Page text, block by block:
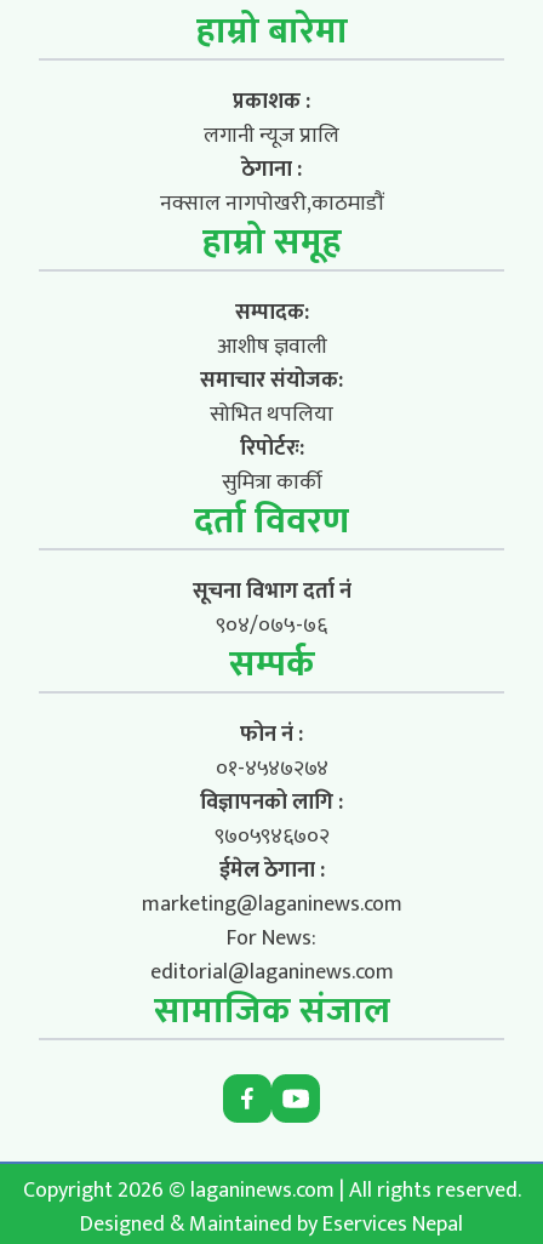
हाम्रो बारेमा
प्रकाशक :
लगानी न्यूज प्रालि
ठेगाना :
नक्साल नागपोखरी,काठमाडौं
हाम्रो समूह
सम्पादक:
आशीष ज्ञवाली
समाचार संयोजक:
सोभित थपलिया
रिपोर्टरः:
सुमित्रा कार्की
दर्ता विवरण
सूचना विभाग दर्ता नं
९०४/०७५-७६
सम्पर्क
फोन नं :
०१-४५४७२७४
विज्ञापनको लागि :
९७०५९४६७०२
ईमेल ठेगाना :
marketing@laganinews.com
For News:
editorial@laganinews.com
सामाजिक संजाल
Copyright 2026 © laganinews.com | All rights reserved.
Designed & Maintained byEservices Nepal